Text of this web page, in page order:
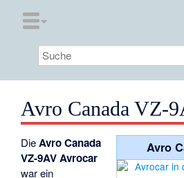
Avro Canada VZ-
Avro
DieAvro Canada
VZ-9AV Avrocar
war ein